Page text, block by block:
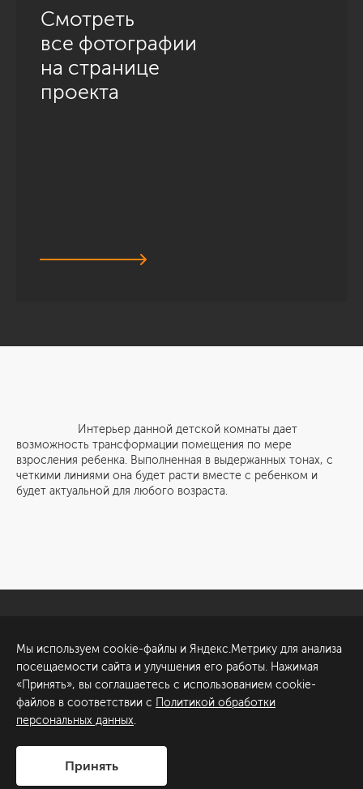
Смотреть
все фотографии
на странице
проекта
Интерьер данной детской комнаты дает
возможность трансформации помещения по мере
взросления ребенка. Выполненная в выдержанных тонах, с
четкими линиями она будет расти вместе с ребенком и
будет актуальной для любого возраста.
Обсудить проект
ул. Академика Павлова, 6
к1
+7 (812) 200-95-55
Сделано в
Мы используем cookie-файлы и Яндекс.Метрику для анализа
посещаемости сайта и улучшения его работы. Нажимая
«Принять», вы соглашаетесь с использованием cookie-
файлов в соответствии с Политикой обработки
персональных данных.
Принять